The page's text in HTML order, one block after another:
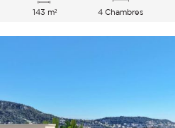
143 m² 4 Chambres